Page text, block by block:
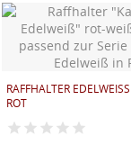
RAFFHALTER EDELWEISS
OT